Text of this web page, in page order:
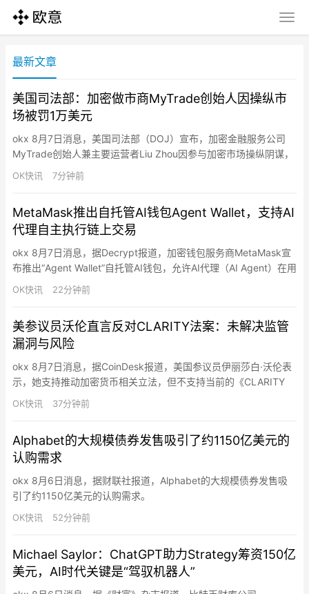
最新文章
美国司法部：加密做市商MyTrade创始人因操纵市
场被罚1万美元
okx 8月7日消息，美国司法部（DOJ）宣布，加密金融服务公司
MyTrade创始人兼主要运营者Liu Zhou因参与加密市场操纵阴谋，
近日在波士顿联邦法院被判处罚款1万美元。检方称，MyTrade通
过旗下“MyTrade MM”平台向加密项目方提供所谓“交易量支持”
交易（wash tr…
OK快讯 7分钟前
MetaMask推出自托管AI钱包Agent Wallet，支持AI
代理自主执行链上交易
okx 8月7日消息，据Decrypt报道，加密钱包服务商MetaMask宣
布推出“Agent Wallet”自托管AI钱包，允许AI代理（AI Agent）在用
户设定的权限范围内自主执行链上交易，进一步布局AI驱动的加密
交易基础设施。MetaMask表示，Agent Wallet面向使用AI代理进
代…
OK快讯 22分钟前
美参议员沃伦直言反对CLARITY法案：未解决监管
漏洞与风险
okx 8月7日消息，据CoinDesk报道，美国参议员伊丽莎白·沃伦表
示，她支持推动加密货币相关立法，但不支持当前的《CLARITY
Act》。沃伦称，该法案未能充分解决加密行业中的利益冲突、消
费者保护、国家安全以及经济风险等关键问题。她认为，任何加密
保护。《CLARITY Act》旨在明确数字资产…
OK快讯 37分钟前
Alphabet的大规模债券发售吸引了约1150亿美元的
认购需求
okx 8月6日消息，据财联社报道，Alphabet的大规模债券发售吸
引了约1150亿美元的认购需求。
OK快讯 52分钟前
Michael Saylor：ChatGPT助力Strategy筹资150亿
美元，AI时代关键是“驾驭机器人”